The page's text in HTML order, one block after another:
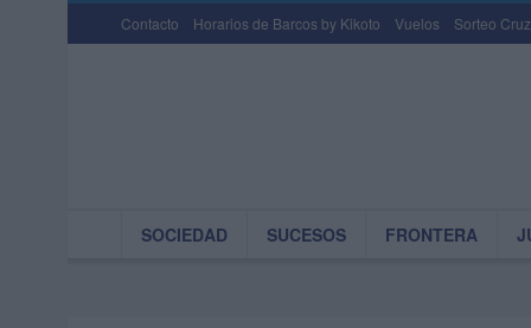
Contacto Horarios de Barcos by Kikoto Vuelos Sorteo
SOCIEDAD SUCESOS FRONTERA